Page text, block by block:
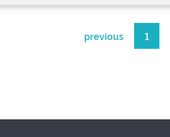
previous 1